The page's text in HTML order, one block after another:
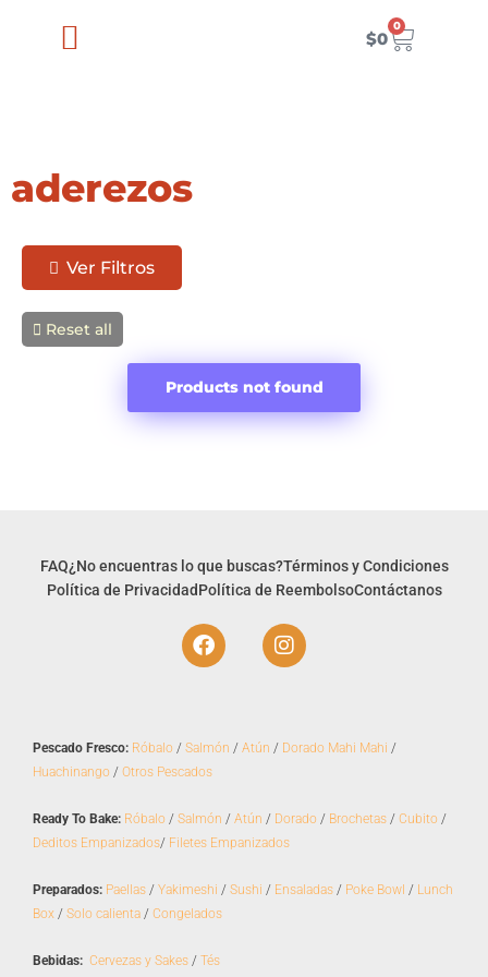
$0
0
Carrito
aderezos
Ver Filtros
Reset all
Products not found
FAQ¿No encuentras lo que buscas?Términos y Condiciones
Política de PrivacidadPolítica de ReembolsoContáctanos
F
a
o
o
I
n
g
Pescado Fresco: Róbalo / Salmón / Atún / Dorado Mahi Mahi /
Huachinango / Otros Pescados
Ready To Bake: Róbalo / Salmón / Atún / Dorado / Brochetas / Cubito /
Deditos Empanizados/ Filetes Empanizados
Preparados: Paellas / Yakimeshi / Sushi / Ensaladas / Poke Bowl / Lunch
Box / Solo calienta / Congelados
Bebidas: Cervezas y Sakes / Tés